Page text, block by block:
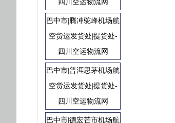
四川空运物流网
巴中市|腾冲驼峰机场航
空货运发货处|提货处-
四川空运物流网
巴中市|普洱思茅机场航
空货运发货处|提货处-
四川空运物流网
巴中市|德宏芒市机场航